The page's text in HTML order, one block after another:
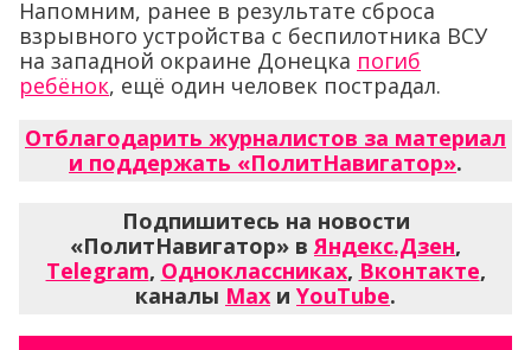
Напомним, ранее в результате сброса
взрывного устройства с беспилотника ВСУ
на западной окраине Донецка погиб
ребёнок, ещё один человек пострадал.
Отблагодарить журналистов за материал
и поддержать «ПолитНавигатор».
Подпишитесь на новости
«ПолитНавигатор» вЯндекс.Дзен,
Telegram, Одноклассниках, Вконтакте,
каналы Max и YouTube.